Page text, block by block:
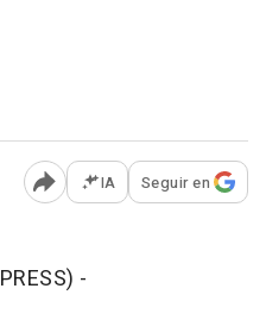
Abrir opciones para
IA Seguir en
-